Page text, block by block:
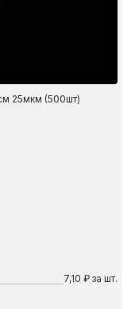
25мкм (500шт)
7,10 ₽ за шт.